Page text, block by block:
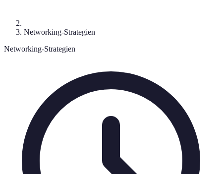
Networking-Strategien
Networking-Strategien